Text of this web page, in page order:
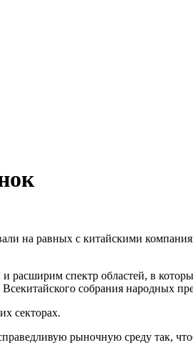
на равных с китайскими
спектр областей, в
собрания народных
секторах.
рыночную среду так,